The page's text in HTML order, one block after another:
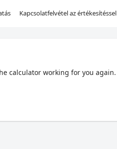
Kapcsolatfelvétel az értékesítéssel
calculator working for you again.